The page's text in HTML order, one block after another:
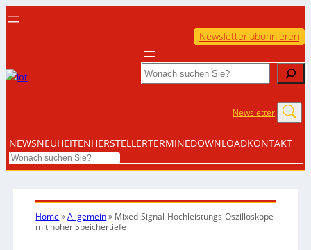
Newsletter abonnieren
Search
Newsletter
NEWSNEUHEITENHERSTELLERTERMINEDOWNLOADKONTAKT
Search
Home »Allgemein» Mixed-Signal-Hochleistungs-Oszilloskope
mit hoher Speichertiefe